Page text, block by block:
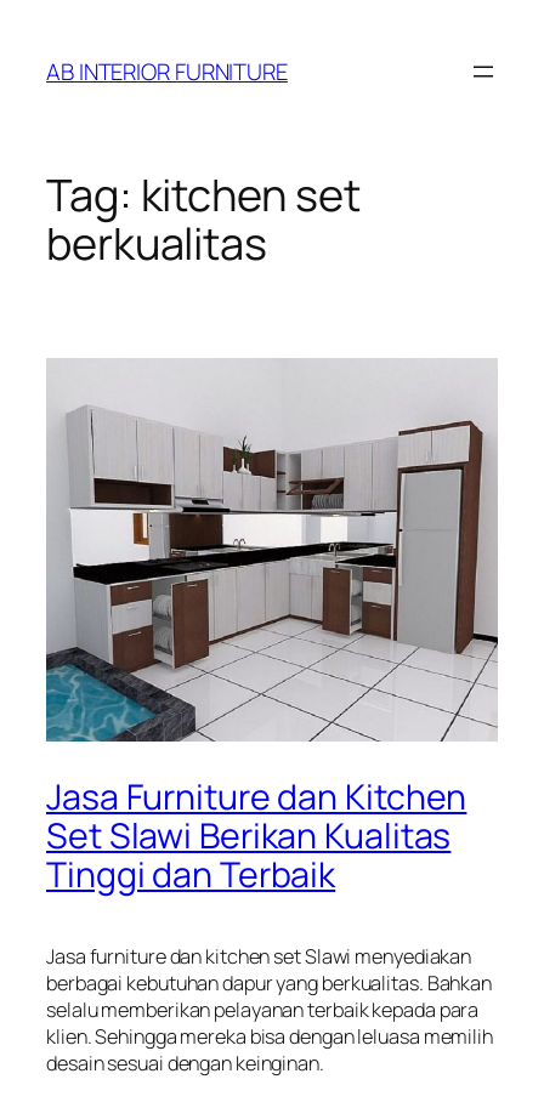
content
AB INTERIOR FURNITURE
Tag: kitchen set
berkualitas
Jasa Furniture dan Kitchen
Set Slawi Berikan Kualitas
Tinggi dan Terbaik
Jasa furniture dan kitchen set Slawi menyediakan
berbagai kebutuhan dapur yang berkualitas. Bahkan
selalu memberikan pelayanan terbaik kepada para
klien. Sehingga mereka bisa dengan leluasa memilih
desain sesuai dengan keinginan.